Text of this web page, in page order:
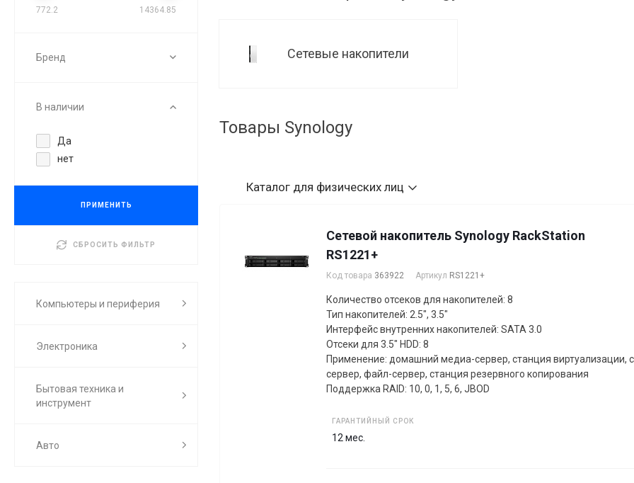
772.2 14364.85
Бренд
В наличии
Да
нет
ПРИМЕНИТЬ
СБРОСИТЬ ФИЛЬТР
Компьютеры и периферия
Электроника
Бытовая техника и
инструмент
Авто
Сетевые накопители
Товары Synology
Каталог для физических лиц
Сетевой накопитель Synology RackStation
RS1221+
Код товара 363922 Артикул RS1221+
Количество отсеков для накопителей: 8
Тип накопителей: 2.5", 3.5"
Интерфейс внутренних накопителей: SATA 3.0
Отсеки для 3.5" HDD: 8
Применение: домашний медиа-сервер, станция виртуализации,
сервер, файл-сервер, станция резервного копирования
Поддержка RAID: 10, 0, 1, 5, 6, JBOD
ГАРАНТИЙНЫЙ СРОК
12 мес.